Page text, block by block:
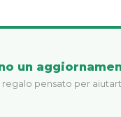
un
pensato per